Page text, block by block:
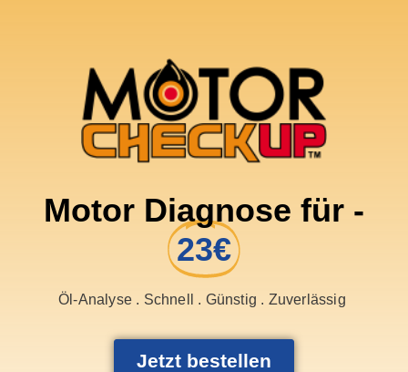
Motor Diagnose für -
23€
Öl-Analyse . Schnell . Günstig . Zuverlässig
Jetzt bestellen